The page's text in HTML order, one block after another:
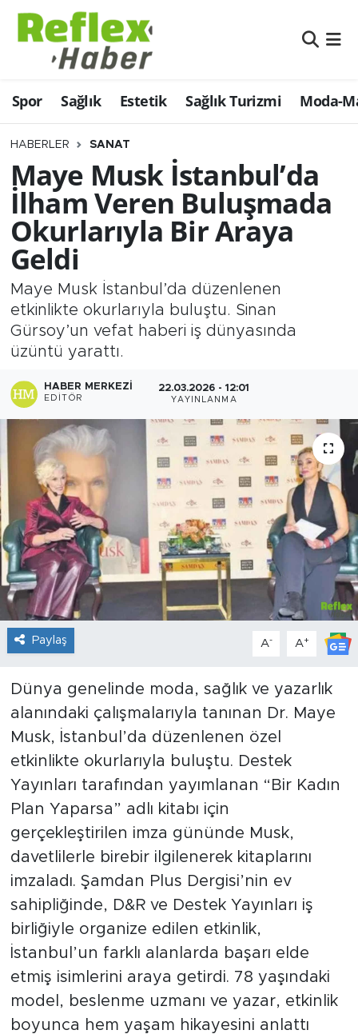
Spor Sağlık Estetik Sağlık Turizmi Moda-
HABERLER SANAT
Maye Musk İstanbul’da
İlham Veren Buluşmada
Okurlarıyla Bir Araya
Geldi
Maye Musk İstanbul’da düzenlenen
etkinlikte okurlarıyla buluştu. Sinan
Gürsoy’un vefat haberi iş dünyasında
üzüntü yarattı.
HABER MERKEZI
EDITÖR
22.03.2026 - 12:01
YAYINLANMA
Paylaş A- A+
Dünya genelinde moda, sağlık ve yazarlık
alanındaki çalışmalarıyla tanınan Dr. Maye
Musk, İstanbul’da düzenlenen özel
etkinlikte okurlarıyla buluştu. Destek
Yayınları tarafından yayımlanan “Bir Kadın
Plan Yaparsa” adlı kitabı için
gerçekleştirilen imza gününde Musk,
davetlilerle birebir ilgilenerek kitaplarını
imzaladı. Şamdan Plus Dergisi’nin ev
sahipliğinde, D&R ve Destek Yayınları iş
birliğiyle organize edilen etkinlik,
İstanbul’un farklı alanlarda başarı elde
etmiş isimlerini araya getirdi. 78 yaşındaki
model, beslenme uzmanı ve yazar, etkinlik
boyunca hem yaşam hikayesini anlattı
Eğitim
Estetik
Firmalardan
Güncel
İş ve Ekonomi
Moda-Magazin-Eğlence
Sağlık
Sağlık Turizmi
Sanat
Spor
Teknoloji
Nöbetçi Eczaneler
Hava Durumu
Namaz Vakitleri
Trafik Durumu
Şampiyonlar Ligi Puan Durumu ve Fikstür
Tüm Manşetler
Son Dakika Haberleri
Haber Arşivi